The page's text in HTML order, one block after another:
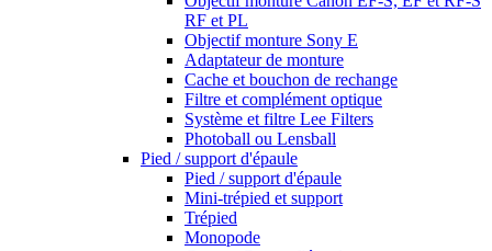
RF et PL
Objectif monture Sony E
Adaptateur de monture
Cache et bouchon de rechange
Filtre et complément optique
Système et filtre Lee Filters
Photoball ou Lensball
Pied / support d'épaule
Pied / support d'épaule
Mini-trépied et support
Trépied
Monopode